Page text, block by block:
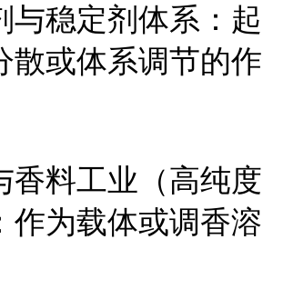
与稳定剂体系：起
散或体系调节的作
香料工业（高纯度
作为载体或调香溶